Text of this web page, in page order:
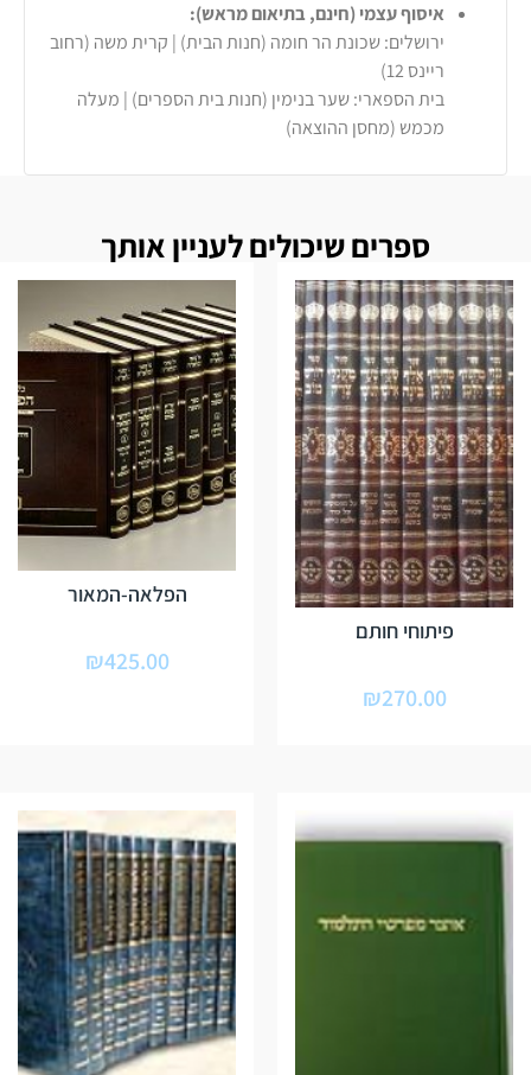
איסוף עצמי (חינם, בתיאום מראש):
ירושלים: שכונת הר חומה (חנות הבית) | קרית משה (רחוב
ריינס 12)
בית הספארי: שער בנימין (חנות בית הספרים) | מעלה
מכמש (מחסן ההוצאה)
ספרים שיכולים לעניין אותך
פיתוחי חותם
₪270.00
הפלאה-המאור
₪425.00